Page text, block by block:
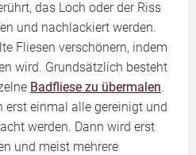
das Loch oder der Riss
und nachlackiert werden.
Fliesen verschönern, indem
wird. Grundsätzlich besteht
Badfliese zu übermalen.
erst einmal alle gereinigt und
werden. Dann wird erst
und meist mehrere